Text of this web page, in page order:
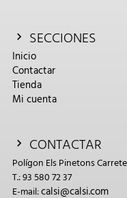
SECCIONES
Inicio
Contactar
Tienda
Mi cuenta
CONTACTAR
Polígon Els Pinetons
T.: 93 580 72 37
E-mail:calsi@calsi.com